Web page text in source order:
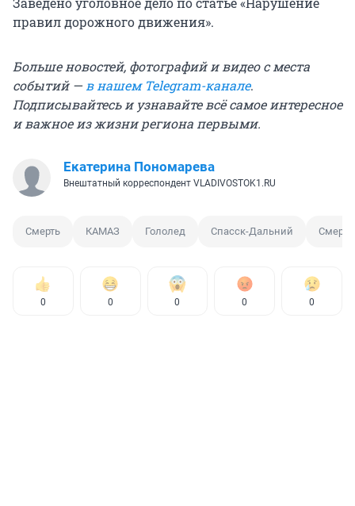
правил дорожного движения».
Больше новостей, фотографий и видео с места
событий — в нашем Telegram-канале.
Подписывайтесь и узнавайте всё самое интересное
и важное из жизни региона первыми.
Екатерина Пономарева
Внештатный корреспондент VLADIVOSTOK1.RU
Смерть КАМАЗ Гололед Спасск-Дальний
0 0 0 0 0